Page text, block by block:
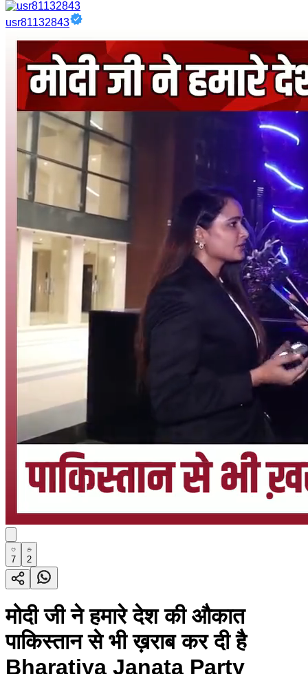
usr81132843
7 2
मोदी जी ने हमारे देश की औकात
पाकिस्तान से भी ख़राब कर दी है
Bharatiya Janata Party